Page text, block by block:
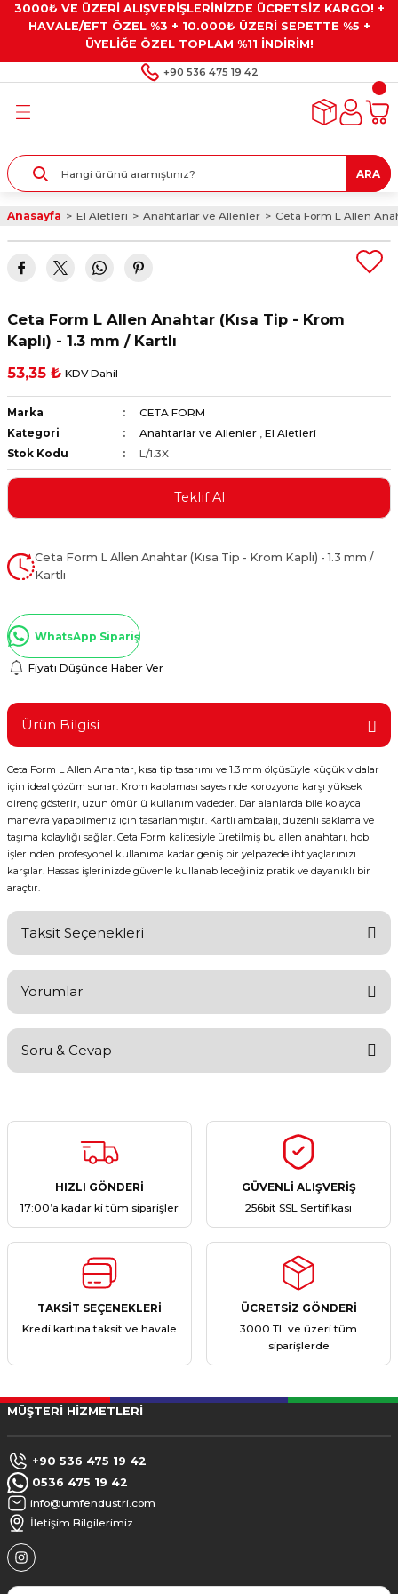
3000₺ VE ÜZERİ ALIŞVERİŞLERİNİZDE ÜCRETSİZ KARGO! +
HAVALE/EFT ÖZEL %3 + 10.000₺ ÜZERİ SEPETTE %5 +
ÜYELİĞE ÖZEL TOPLAM %11 İNDİRİM!
+90 536 475 19 42
Geri Dön
Geri Dön
Geri Dön
Gresler
Geri Dön
Alet Setleri
ve Multimetreler
ve Penseler
Geri Dön
Taşları ve
ARA
Anasayfa El Aletleri Anahtarlar ve Allenler Ceta Form L Allen
Ceta Form L Allen Anahtar (Kısa Tip - Krom
Kaplı) - 1.3 mm / Kartlı
53,35 ₺ KDV Dahil
Marka
CETA FORM
Kategori
Anahtarlar ve Allenler , El Aletleri
Stok Kodu
L/1.3X
Teklif Al
Ceta Form L Allen Anahtar (Kısa Tip - Krom Kaplı) - 1.3 mm /
Kartlı
WhatsApp Sipariş
Fiyatı Düşünce Haber Ver
Ürün Bilgisi
Ceta Form L Allen Anahtar, kısa tip tasarımı ve 1.3 mm ölçüsüyle küçük vidalar
için ideal çözüm sunar. Krom kaplaması sayesinde korozyona karşı yüksek
direnç gösterir, uzun ömürlü kullanım vadeder. Dar alanlarda bile kolayca
manevra yapabilmeniz için tasarlanmıştır. Kartlı ambalajı, düzenli saklama ve
taşıma kolaylığı sağlar. Ceta Form kalitesiyle üretilmiş bu allen anahtarı, hobi
işlerinden profesyonel kullanıma kadar geniş bir yelpazede ihtiyaçlarınızı
karşılar. Hassas işlerinizde güvenle kullanabileceğiniz pratik ve dayanıklı bir
araçtır.
Taksit Seçenekleri
Yorumlar
Yorum Yaz
Soru & Cevap
Ürün hakkında henüz soru sorulmamış.
HIZLI GÖNDERİ
17:00’a kadar ki tüm siparişler
GÜVENLİ ALIŞVERİŞ
256bit SSL Sertifikası
TAKSİT SEÇENEKLERİ
Kredi kartına taksit ve havale
ÜCRETSİZ GÖNDERİ
3000 TL ve üzeri tüm
siparişlerde
MÜŞTERİ HİZMETLERİ
+90 536 475 19 42
0536 475 19 42
info@umfendustri.com
İletişim Bilgilerimiz